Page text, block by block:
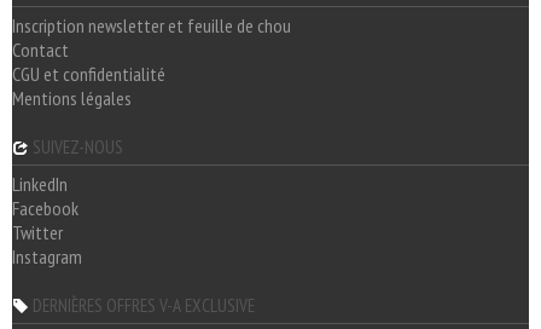
Inscription newsletter et feuille de chou
Contact
CGU et confidentialité
Mentions légales
SUIVEZ-NOUS
LinkedIn
Facebook
Twitter
Instagram
DERNIÈRES OFFRES V-A EXCLUSIVE